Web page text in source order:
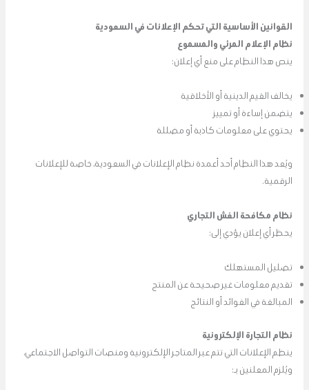
القوانين الأساسية التي تحكم الإعلانات في السعودية
نظام الإعلام المرئي والمسموع
ينص هذا النظام على منع أي إعلان:
يخالف القيم الدينية أو الأخلاقية
يتضمن إساءة أو تمييز
يحتوي على معلومات كاذبة أو مضللة
ويُعد هذا النظام أحد أعمدة نظام الإعلانات في السعودية، خاصة للإعلانات
الرقمية.
نظام مكافحة الغش التجاري
يحظر أي إعلان يؤدي إلى:
تضليل المستهلك
تقديم معلومات غير صحيحة عن المنتج
المبالغة في الفوائد أو النتائج
نظام التجارة الإلكترونية
ينظم الإعلانات التي تتم عبر المتاجر الإلكترونية ومنصات التواصل الاجتماعي،
ويُلزم المعلنين بـ: